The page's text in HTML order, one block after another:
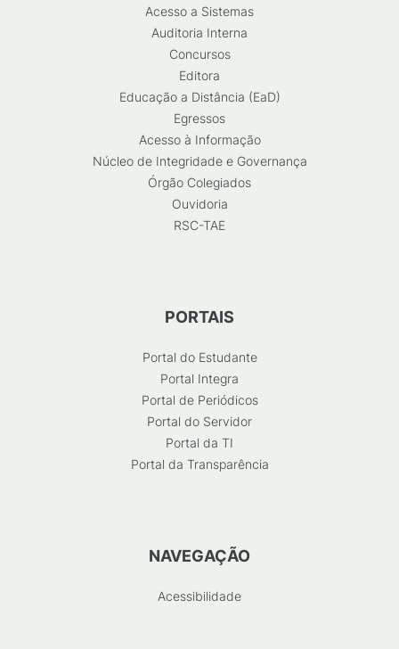
Acesso a Sistemas
Auditoria Interna
Concursos
Editora
Educação a Distância (EaD)
Egressos
Acesso à Informação
Núcleo de Integridade e Governança
Órgão Colegiados
Ouvidoria
RSC-TAE
PORTAIS
Portal do Estudante
Portal Integra
Portal de Periódicos
Portal do Servidor
Portal da TI
Portal da Transparência
NAVEGAÇÃO
Acessibilidade